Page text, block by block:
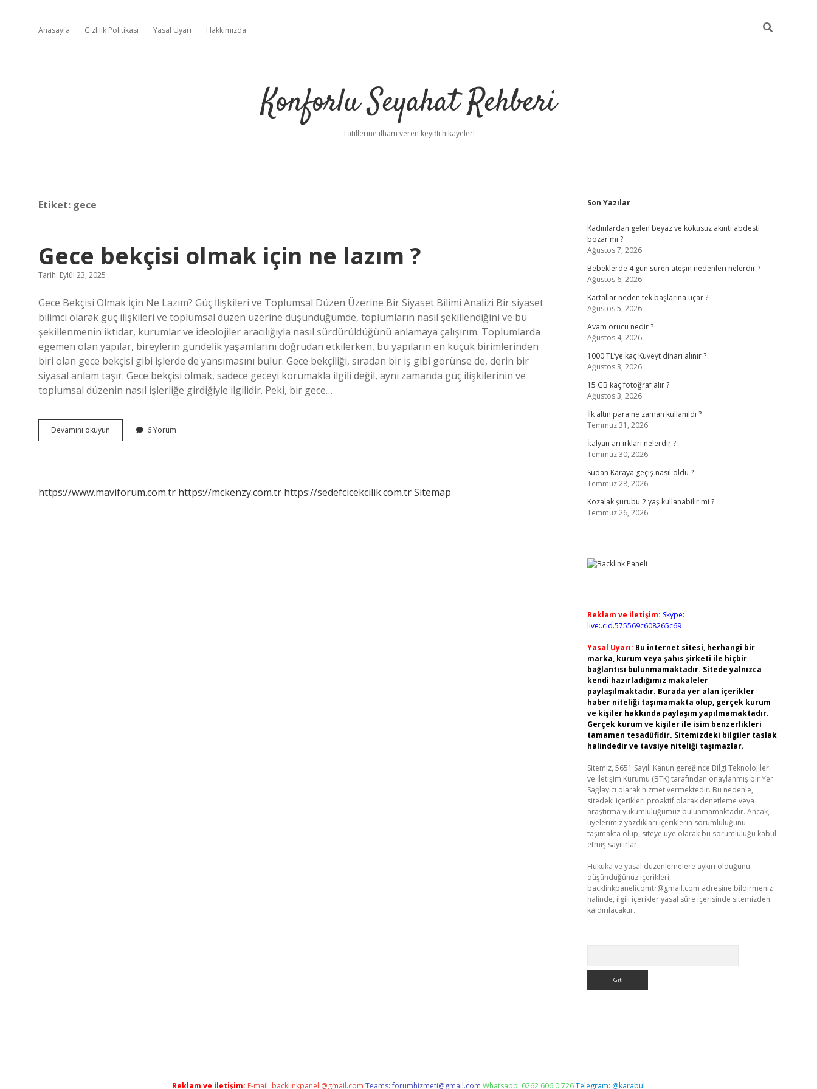
Anasayfa Gizlilik Politikası Yasal Uyarı Hakkımızda
Konforlu Seyahat Rehberi
Tatillerine ilham veren keyifli hikayeler!
Etiket: gece
Gece bekçisi olmak için ne lazım ?
Tarih: Eylül 23, 2025
Gece Bekçisi Olmak İçin Ne Lazım? Güç İlişkileri ve Toplumsal Düzen Üzerine Bir Siyaset Bilimi Analizi Bir siyaset
bilimci olarak güç ilişkileri ve toplumsal düzen üzerine düşündüğümde, toplumların nasıl şekillendiğini ve bu
şekillenmenin iktidar, kurumlar ve ideolojiler aracılığıyla nasıl sürdürüldüğünü anlamaya çalışırım. Toplumlarda
egemen olan yapılar, bireylerin gündelik yaşamlarını doğrudan etkilerken, bu yapıların en küçük birimlerinden
biri olan gece bekçisi gibi işlerde de yansımasını bulur. Gece bekçiliği, sıradan bir iş gibi görünse de, derin bir
siyasal anlam taşır. Gece bekçisi olmak, sadece geceyi korumakla ilgili değil, aynı zamanda güç ilişkilerinin ve
toplumsal düzenin nasıl işlerliğe girdiğiyle ilgilidir. Peki, bir gece…
Devamını okuyun
bekçisi
?
6 Yorum
https://www.maviforum.com.tr https://mckenzy.com.tr https://sedefcicekcilik.com.trSitemap
Sidebar
Son Yazılar
Kadınlardan gelen beyaz ve kokusuz akıntı abdesti
bozar mı ?
Ağustos 7, 2026
Bebeklerde 4 gün süren ateşin nedenleri nelerdir ?
Ağustos 6, 2026
Kartallar neden tek başlarına uçar ?
Ağustos 5, 2026
Avam orucu nedir ?
Ağustos 4, 2026
1000 TL’ye kaç Kuveyt dinarı alınır ?
Ağustos 3, 2026
15 GB kaç fotoğraf alır ?
Ağustos 3, 2026
İlk altın para ne zaman kullanıldı ?
Temmuz 31, 2026
İtalyan arı ırkları nelerdir ?
Temmuz 30, 2026
Sudan Karaya geçiş nasıl oldu ?
Temmuz 28, 2026
Kozalak şurubu 2 yaş kullanabilir mi ?
Temmuz 26, 2026
Reklam ve İletişim: Skype:
live:.cid.575569c608265c69
Yasal Uyarı: Bu internet sitesi, herhangi bir
marka, kurum veya şahıs şirketi ile hiçbir
bağlantısı bulunmamaktadır. Sitede yalnızca
kendi hazırladığımız makaleler
paylaşılmaktadır. Burada yer alan içerikler
haber niteliği taşımamakta olup, gerçek kurum
ve kişiler hakkında paylaşım yapılmamaktadır.
Gerçek kurum ve kişiler ile isim benzerlikleri
tamamen tesadüfidir. Sitemizdeki bilgiler taslak
halindedir ve tavsiye niteliği taşımazlar.
Sitemiz, 5651 Sayılı Kanun gereğince Bilgi Teknolojileri
ve İletişim Kurumu (BTK) tarafından onaylanmış bir Yer
Sağlayıcı olarak hizmet vermektedir. Bu nedenle,
sitedeki içerikleri proaktif olarak denetleme veya
araştırma yükümlülüğümüz bulunmamaktadır. Ancak,
üyelerimiz yazdıkları içeriklerin sorumluluğunu
taşımakta olup, siteye üye olarak bu sorumluluğu kabul
etmiş sayılırlar.
Hukuka ve yasal düzenlemelere aykırı olduğunu
düşündüğünüz içerikleri,
backlinkpanelicomtr@gmail.com adresine bildirmeniz
halinde, ilgili içerikler yasal süre içerisinde sitemizden
kaldırılacaktır.
Reklam ve İletişim: E-mail: backlinkpaneli@gmail.com Teams:forumhizmeti@gmail.com Whatsapp: 0262 606 0 726Telegram: @karabul